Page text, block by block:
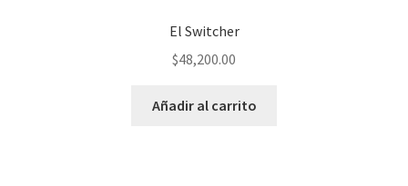
El Switcher
$48,200.00
Añadir al carrito